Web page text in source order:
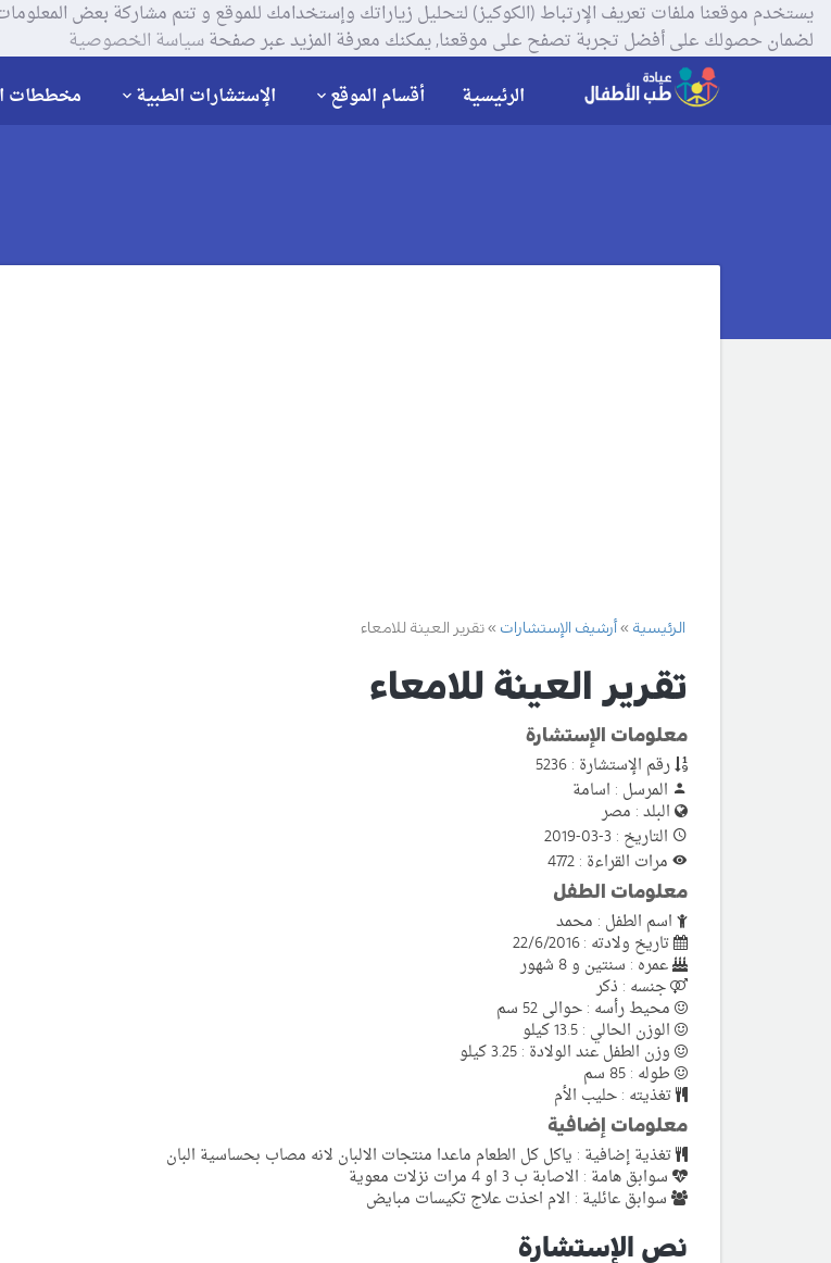
لضمان حصولك على أفضل تجربة تصفح على موقعنا, يمكنك معرفة المزيد عبر صفحةسياسة الخصوصية
الرئيسية أقسام الموقع الإستشارات الطبية مخططات
الرئيسية أرشيف الإستشارات تقرير العينة للامعاء
تقرير العينة للامعاء
معلومات الإستشارة
رقم الإستشارة : 5236
المرسل : اسامة
البلد : مصر
التاريخ : 3-03-2019
مرات القراءة : 4772
معلومات الطفل
اسم الطفل : محمد
تاريخ ولادته : 22/6/2016
عمره : سنتين و 8 شهور
جنسه : ذكر
محيط رأسه : حوالى 52 سم
الوزن الحالي : 13.5 كيلو
وزن الطفل عند الولادة : 3.25 كيلو
طوله : 85 سم
تغذيته : حليب الأم
معلومات إضافية
تغذية إضافية : ياكل كل الطعام ماعدا منتجات الالبان لانه مصاب بحساسية البان
سوابق هامة : الاصابة ب 3 او 4 مرات نزلات معوية
سوابق عائلية : الام اخذت علاج تكيسات مبايض
نص الإستشارة